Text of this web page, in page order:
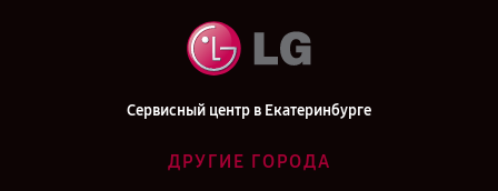
Сервисный центр в Екатеринбурге
ДРУГИЕ ГОРОДА